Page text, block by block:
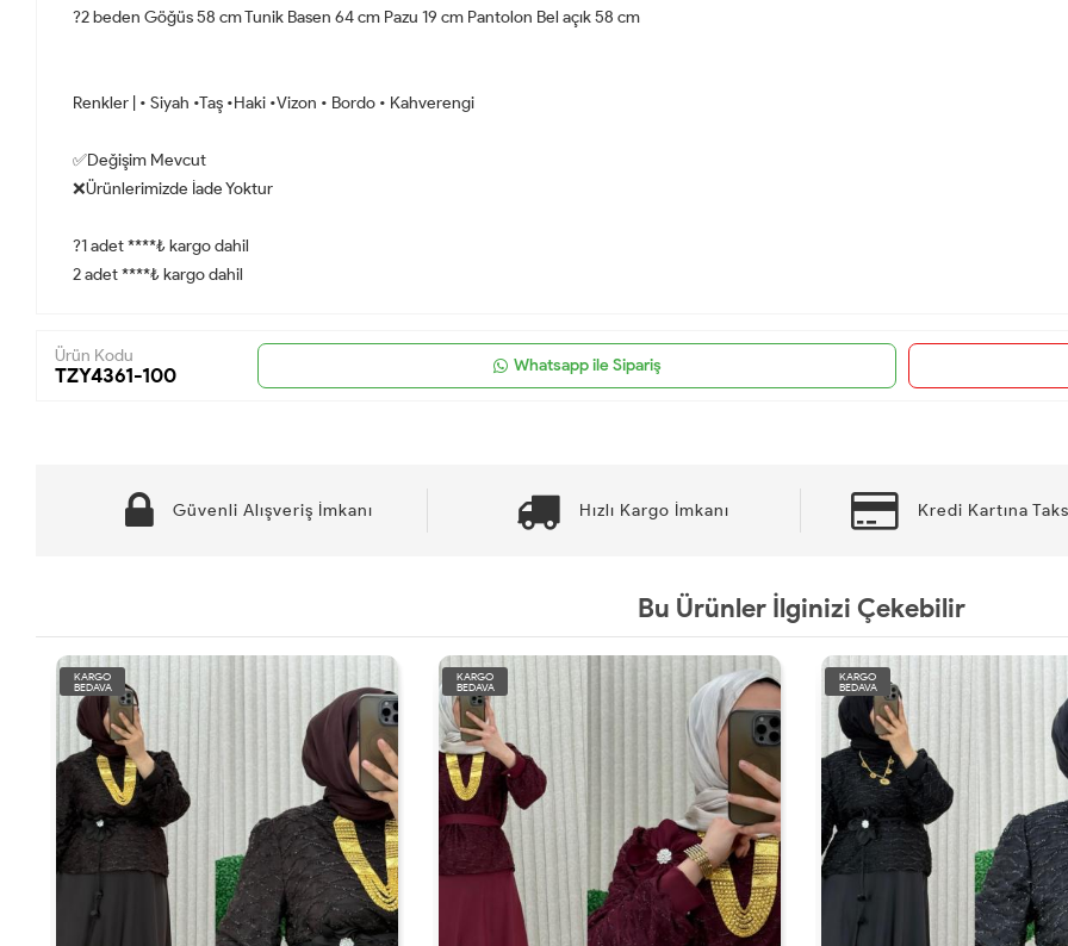
?2 beden Göğüs 58 cm Tunik Basen 64 cm Pazu 19 cm Pantolon Bel açık 58 cm
Renkler | • Siyah •Taş •Haki •Vizon • Bordo • Kahverengi
✅Değişim Mevcut
❌Ürünlerimizde İade Yoktur
?1 adet ****₺ kargo dahil
2 adet ****₺ kargo dahil
Ürün Kodu
TZY4361-100 Whatsapp ile Sipariş
Güvenli Alışveriş İmkanı Hızlı Kargo İmkanı Kredi Kartına
Bu Ürünler İlginizi Çekebilir
KARGO
BEDAVA
KARGO
BEDAVA
KARGO
BEDAVA